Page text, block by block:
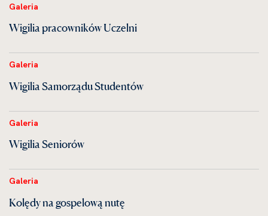
Galeria
Wigilia pracowników Uczelni
Galeria
Wigilia Samorządu Studentów
Galeria
Wigilia Seniorów
Galeria
Kolędy na gospelową nutę